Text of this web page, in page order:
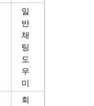
일
반
채
팅
도
우
미
회